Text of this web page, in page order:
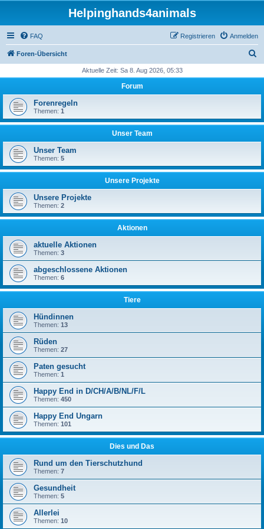
Helpinghands4animals
FAQ Anmelden
Registrieren
Foren-Übersicht
h
Aktuelle Zeit: Sa 8. Aug 2026, 05:33
Forum
Forenregeln
Themen: 1
Unser Team
Unser Team
Themen: 5
Unsere Projekte
Unsere Projekte
Themen: 2
Aktionen
aktuelle Aktionen
Themen: 3
abgeschlossene Aktionen
Themen: 6
Tiere
Hündinnen
Themen: 13
Rüden
Themen: 27
Paten gesucht
Themen: 1
Happy End in D/CH/A/B/NL/F/L
Themen: 450
Happy End Ungarn
Themen: 101
Dies und Das
Rund um den Tierschutzhund
Themen: 7
Gesundheit
Themen: 5
Allerlei
Themen: 10